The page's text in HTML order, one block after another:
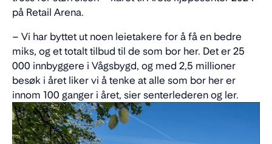
på Retail Arena.
– Vi har byttet ut noen leietakere for å få en bedre
miks, og et totalt tilbud til de som bor her. Det er 25
000 innbyggere i Vågsbygd, og med 2,5 millioner
besøk i året liker vi å tenke at alle som bor her er
innom 100 ganger i året, sier senterlederen og ler.